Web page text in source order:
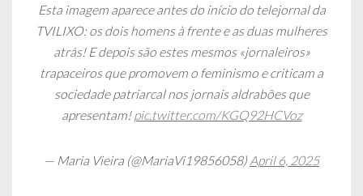
Esta imagem aparece antes do início do telejornal da
TVILIXO: os dois homens à frente e as duas mulheres
atrás! E depois são estes mesmos «jornaleiros»
trapaceiros que promovem o feminismo e criticam a
sociedade patriarcal nos jornais aldrabões que
apresentam!pic.twitter.com/KGQ92HCVoz
— Maria Vieira (@MariaVi19856058) April 6, 2025